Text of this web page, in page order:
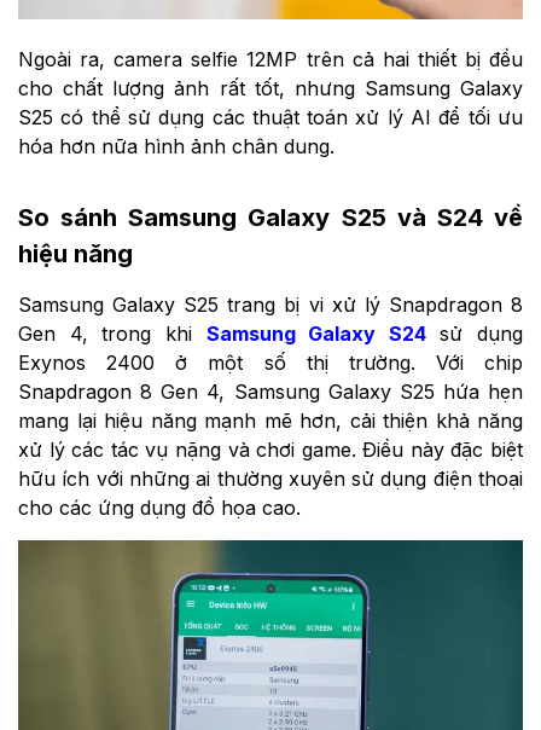
Ngoài ra, camera selfie 12MP trên cả hai thiết bị đều
cho chất lượng ảnh rất tốt, nhưng Samsung Galaxy
S25 có thể sử dụng các thuật toán xử lý AI để tối ưu
hóa hơn nữa hình ảnh chân dung.
So sánh Samsung Galaxy S25 và S24 về
hiệu năng
Samsung Galaxy S25 trang bị vi xử lý Snapdragon 8
Gen 4, trong khi Samsung Galaxy S24sử dụng
Exynos 2400 ở một số thị trường. Với chip
Snapdragon 8 Gen 4, Samsung Galaxy S25 hứa hẹn
mang lại hiệu năng mạnh mẽ hơn, cải thiện khả năng
xử lý các tác vụ nặng và chơi game. Điều này đặc biệt
hữu ích với những ai thường xuyên sử dụng điện thoại
cho các ứng dụng đồ họa cao.